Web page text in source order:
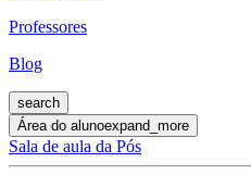
Professores
Blog
search
Área do alunoexpand_more
Sala de aula da Pós